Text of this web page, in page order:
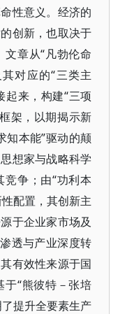
性意义。经济的
创新，也取决于
章从“凡勃伦命
对应的“三类主
起来，构建“三项
架，以期揭示新
知本能”驱动的颠
想家与战略科学
争；由“功利本
配置，其创新主
于企业家市场及
透与产业深度转
有效性来源于国
“熊彼特－张培
提升全要素生产